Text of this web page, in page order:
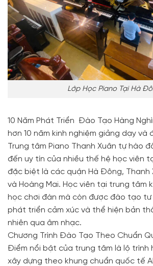
Lớp Học Piano Tại Hà
10 Năm Phát Triển Đào Tạo Hàng
hơn 10 năm kinh nghiệm giảng dạy và
Trung tâm Piano Thanh Xuân tự hào
đến uy tín của nhiều thế hệ học viên
đặc biệt là các quận Hà Đông, Thanh
và Hoàng Mai. Học viên tại trung tâm
học chơi đàn mà còn được đào tạo tư
phát triển cảm xúc và thể hiện bản
nhiên qua âm nhạc.
Chương Trình Đào Tạo Theo Chuẩn
Điểm nổi bật của trung tâm là lộ trình
xây dựng theo khung chuẩn quốc tế